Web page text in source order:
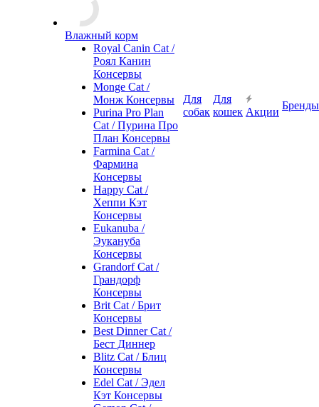
Влажный корм
Royal Canin Cat /
Роял Канин
Консервы
Monge Cat /
Монж Консервы
Purina Pro Plan
Cat / Пурина Про
План Консервы
Farmina Cat /
Фармина
Консервы
Happy Cat /
Хеппи Кэт
Консервы
Eukanuba /
Эукануба
Консервы
Grandorf Cat /
Грандорф
Консервы
Brit Cat / Брит
Консервы
Best Dinner Cat /
Бест Диннер
Blitz Cat / Блиц
Консервы
Edel Cat / Эдел
Кэт Консервы
Для
собак
Для
кошек Акции
Бренды